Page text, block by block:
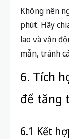
Không nên
phút. Hãy
lao và vận
mẫn, tránh
6. Tích
để tăng
6.1 Kết